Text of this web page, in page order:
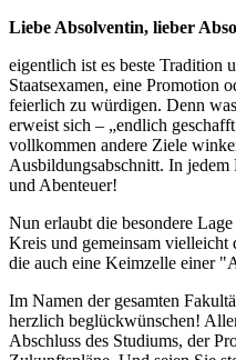
Liebe Absolventin, lieber
eigentlich ist es beste Tradition
Staatsexamen, eine Promotion
feierlich zu würdigen. Denn
erweist sich – „endlich
vollkommen andere Ziele
Ausbildungsabschnitt. In
und Abenteuer!
Nun erlaubt die besondere
Kreis und gemeinsam vielleicht
die auch eine Keimzelle einer
Im Namen der gesamten
herzlich beglückwünschen!
Abschluss des Studiums, der